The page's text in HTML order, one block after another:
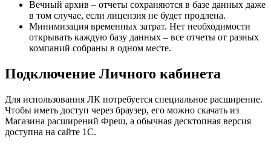
Вечный архив – отчеты сохраняются в базе данных даже
в том случае, если лицензия не будет продлена.
Минимизация временных затрат. Нет необходимости
открывать каждую базу данных – все отчеты от разных
компаний собраны в одном месте.
Подключение Личного кабинета
Для использования ЛК потребуется специальное расширение.
Чтобы иметь доступ через браузер, его можно скачать из
Магазина расширений Фреш, а обычная десктопная версия
доступна на сайте 1С.